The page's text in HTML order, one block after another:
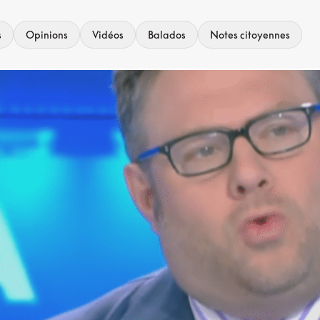
Opinions Vidéos Balados Notes citoyennes